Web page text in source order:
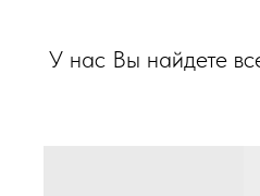
У нас Вы найдете